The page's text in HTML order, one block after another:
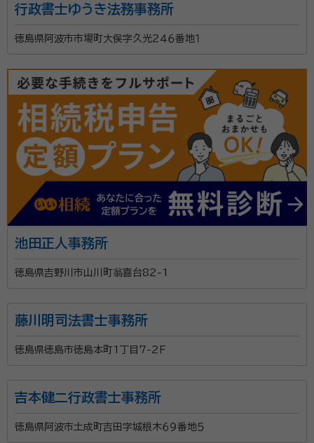
添います。 どうぞお気軽にご相談くださいませ。
行政書士ゆうき法務事務所
徳島県阿波市市場町大俣字久光２４６番地１
池田正人事務所
徳島県吉野川市山川町翁喜台82-1
藤川明司法書士事務所
徳島県徳島市徳島本町1丁目7-2Ｆ
吉本健二行政書士事務所
徳島県阿波市土成町吉田字城根木６９番地５